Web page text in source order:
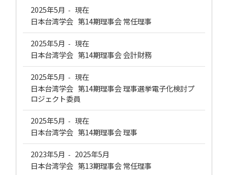
2025年5月 - 現在
日本台湾学会 第14期理事会 常任理事
2025年5月 - 現在
日本台湾学会 第14期理事会 会計財務
2025年5月 - 現在
日本台湾学会 第14期理事会 理事選挙電子化検討プ
ロジェクト委員
2025年5月 - 現在
日本台湾学会 第14期理事会 理事
2023年5月 - 2025年5月
日本台湾学会 第13期理事会 常任理事